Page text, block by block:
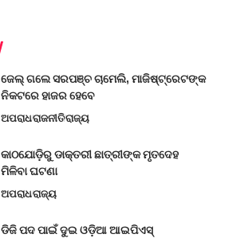
ଜେଲ୍ ଗଲେ ସରପଞ୍ଚ ଚାମେଲି, ମାଜିଷ୍ଟ୍ରେଟଙ୍କ
ନିକଟରେ ହାଜର ହେବେ
ଅପରାଧରାଜନୀତିରାଜ୍ୟ
କାଠଯୋଡ଼ିରୁ ଡାକ୍ତରୀ ଛାତ୍ରୀଙ୍କ ମୃତଦେହ
ମିଳିବା ଘଟଣା
ଅପରାଧରାଜ୍ୟ
ଡିଜି ପଦ ପାଇଁ ଦୁଇ ଓଡ଼ିଆ ଆଇପିଏସ୍